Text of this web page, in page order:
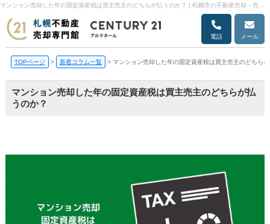
電話 メール
TOPページ > 新着コラム一覧 > マンション売却した年の固定資産税は買主売主のどちら
マンション売却した年の固定資産税は買主売主のどちらが払
うのか？